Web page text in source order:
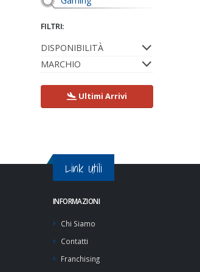
FILTRI:
DISPONIBILITÀ
MARCHIO
Ultimi Arrivi
Link Utili
INFORMAZIONI
Chi Siamo
Contatti
Franchising